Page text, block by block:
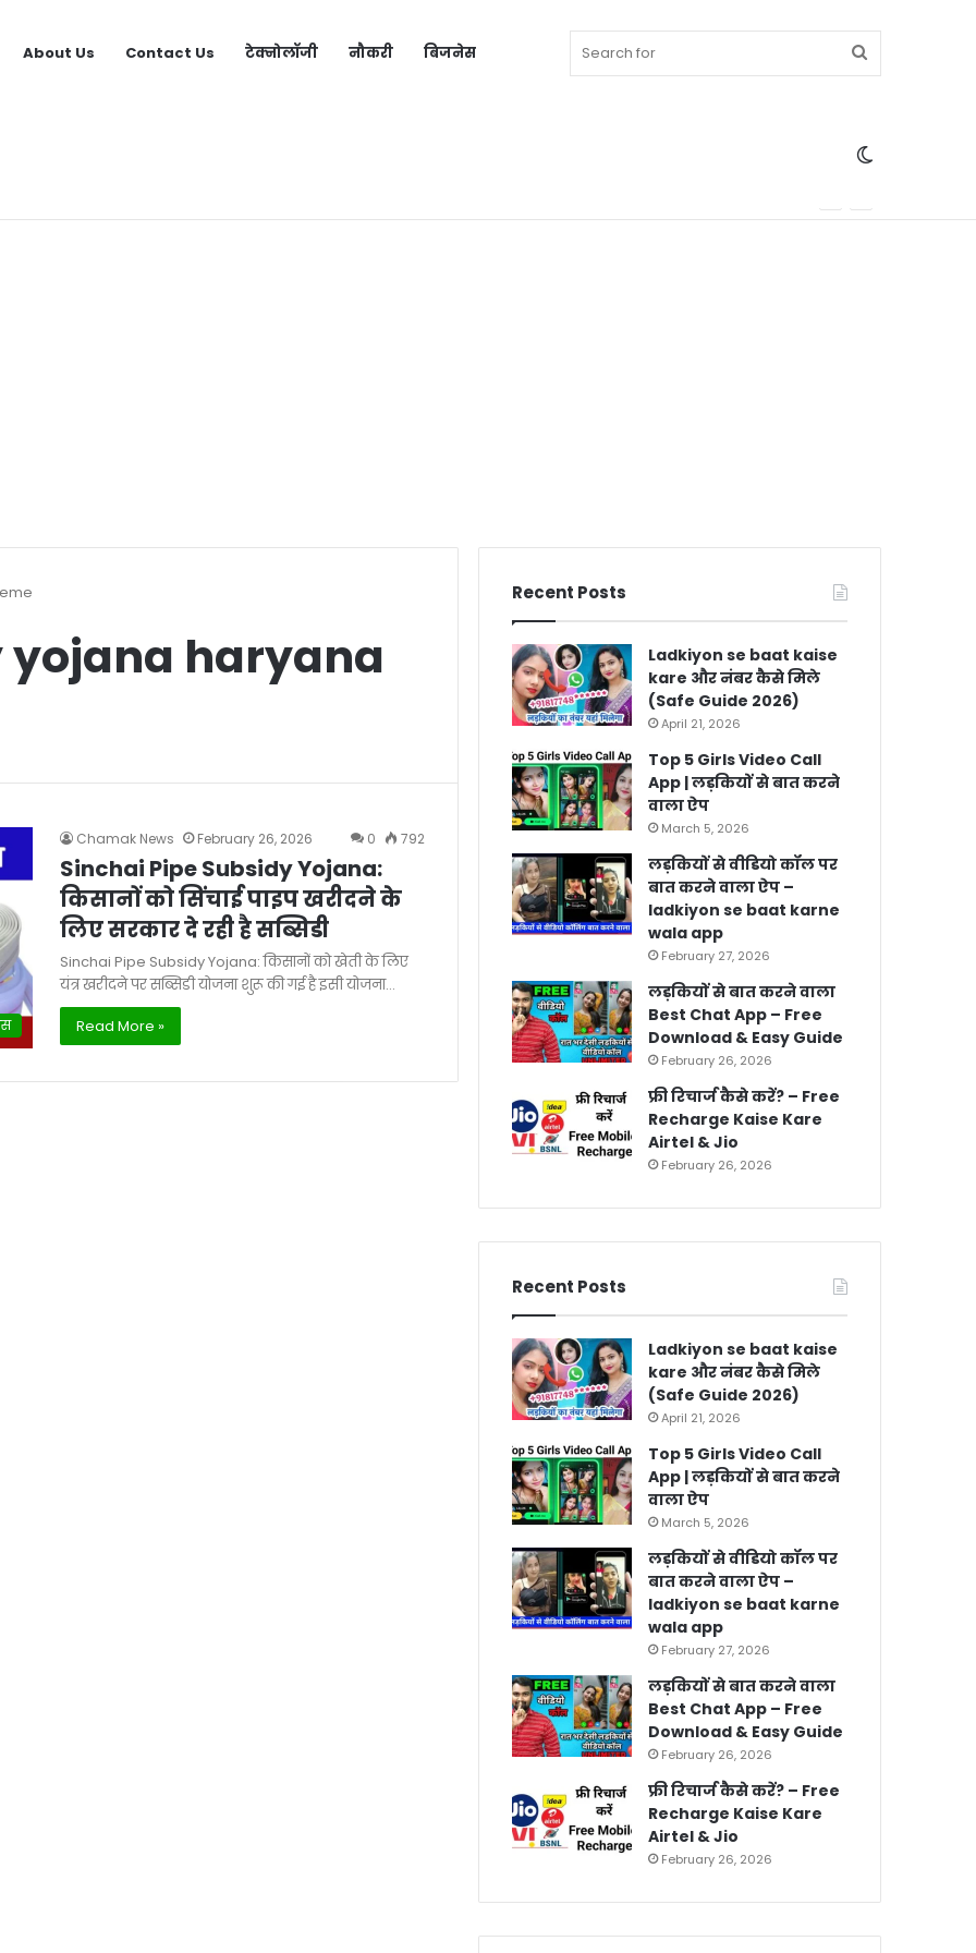
About Us Contact Us टेक्नोलॉजी नौकरी बिजनेस
for
haryana
Chamak News February 26, 2026 0 792
Sinchai Pipe Subsidy Yojana:
किसानों को सिंचाई पाइप खरीदने के
लिए सरकार दे रही है सब्सिडी
Sinchai Pipe Subsidy Yojana: किसानों को खेती के लिए
यंत्र खरीदने पर सब्सिडी योजना शुरू की गई है इसी योजना…
Read More »
Recent Posts
Ladkiyon se baat kaise
kare और नंबर कैसे मिले
(Safe Guide 2026)
April 21, 2026
Top 5 Girls Video Call
App | लड़कियों से बात करने
वाला ऐप
March 5, 2026
लड़कियों से वीडियो कॉल पर
बात करने वाला ऐप –
ladkiyon se baat karne
wala app
February 27, 2026
लड़कियों से बात करने वाला
Best Chat App – Free
Download & Easy Guide
February 26, 2026
फ्री रिचार्ज कैसे करें? – Free
Recharge Kaise Kare
Airtel & Jio
February 26, 2026
Recent Posts
Ladkiyon se baat kaise
kare और नंबर कैसे मिले
(Safe Guide 2026)
April 21, 2026
Top 5 Girls Video Call
App | लड़कियों से बात करने
वाला ऐप
March 5, 2026
लड़कियों से वीडियो कॉल पर
बात करने वाला ऐप –
ladkiyon se baat karne
wala app
February 27, 2026
लड़कियों से बात करने वाला
Best Chat App – Free
Download & Easy Guide
February 26, 2026
फ्री रिचार्ज कैसे करें? – Free
Recharge Kaise Kare
Airtel & Jio
February 26, 2026